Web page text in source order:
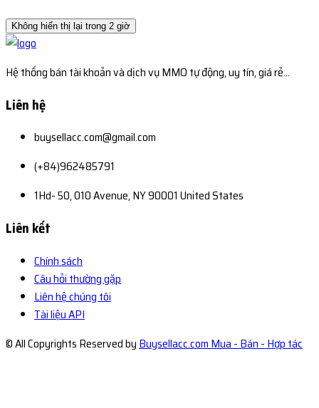
Không hiển thị lại trong 2 giờ
Hệ thống bán tài khoản và dịch vụ MMO tự động, uy tín, giá rẻ...
Liên hệ
buysellacc.com@gmail.com
(+84)962485791
1Hd- 50, 010 Avenue, NY 90001 United States
Liên kết
Chính sách
Câu hỏi thường gặp
Liên hệ chúng tôi
Tài liệu API
© All Copyrights Reserved by Buysellacc.com Mua - Bán - Hợp tác